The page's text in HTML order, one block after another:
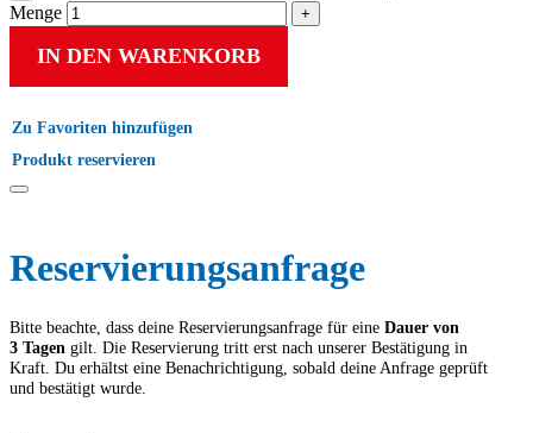
Menge
IN DEN WARENKORB
Zu Favoriten hinzufügen
Produkt reservieren
Reservierungs­anfrage
Bitte beachte, dass deine Reservierungs­anfrage für eine Dauer von
3 Tagen gilt. Die Reservierung tritt erst nach unserer Bestätigung in
Kraft. Du erhältst eine Benachrichtigung, sobald deine Anfrage geprüft
und bestätigt wurde.